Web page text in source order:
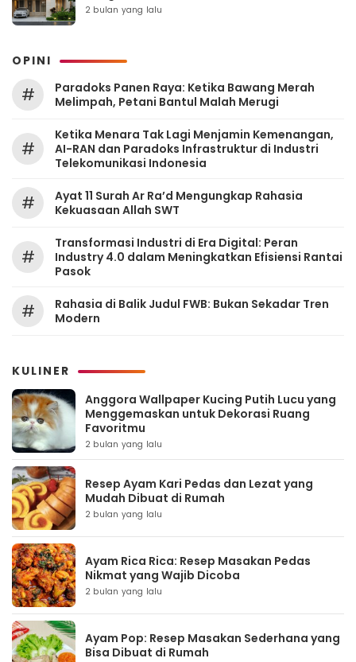
2 bulan yang lalu
OPINI
#
Paradoks Panen Raya: Ketika Bawang Merah
Melimpah, Petani Bantul Malah Merugi
#
Ketika Menara Tak Lagi Menjamin Kemenangan,
AI-RAN dan Paradoks Infrastruktur di Industri
Telekomunikasi Indonesia
#
Ayat 11 Surah Ar Ra’d Mengungkap Rahasia
Kekuasaan Allah SWT
#
Transformasi Industri di Era Digital: Peran
Industry 4.0 dalam Meningkatkan Efisiensi Rantai
Pasok
#
Rahasia di Balik Judul FWB: Bukan Sekadar Tren
Modern
KULINER
Anggora Wallpaper Kucing Putih Lucu yang
Menggemaskan untuk Dekorasi Ruang
Favoritmu
2 bulan yang lalu
Resep Ayam Kari Pedas dan Lezat yang
Mudah Dibuat di Rumah
2 bulan yang lalu
Ayam Rica Rica: Resep Masakan Pedas
Nikmat yang Wajib Dicoba
2 bulan yang lalu
Ayam Pop: Resep Masakan Sederhana yang
Bisa Dibuat di Rumah